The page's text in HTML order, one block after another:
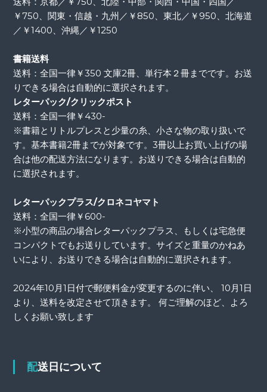
￥750、関東・信越・九州／￥850、東北／￥950、北海道
／￥1400、沖縄／￥1250
書籍送料
送料：全国一律￥350 文庫2冊、単行本２冊までです。お送
りできる場合は自動的に選択されます。
レターパック/クリックポスト
送料：全国一律￥430-
※書籍とリトルプレスと少量の糸、小さな物の取り扱いで
す。基本書籍2冊までが対象です。3冊以上お買い上げの場
合は他の配送方法になります。お送りできる場合は自動的
に選択されます。
レターパックプラス/クロネコヤマト
送料：全国一律￥600-
※小型の商品の場合レターパックプラス、もしくは宅急便
コンパクトでもお送りしています。サイズと重量のかねあ
いにより、お送りできる場合は自動的に選択されます。
2024年10月1日付で郵便料金が変更するのに伴い、 10月1日
より、送料を改定させて頂きます。 何ご理解のほど、よろ
しくお願い致します
配送日について